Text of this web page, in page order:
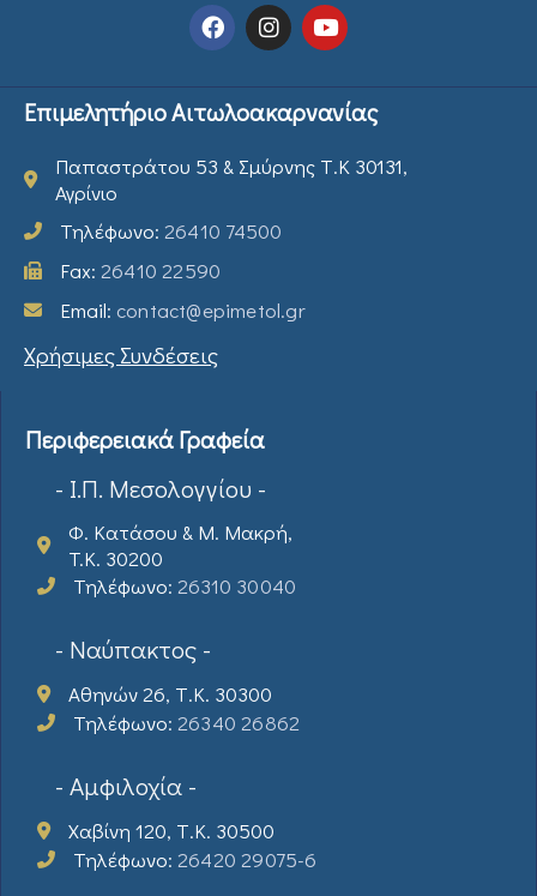
Επιμελητήριο Αιτωλοακαρνανίας
Παπαστράτου 53 & Σμύρνης Τ.Κ 30131,
Αγρίνιο
Τηλέφωνο: 26410 74500
Fax: 26410 22590
Email: contact@epimetol.gr
Χρήσιμες Συνδέσεις
Περιφερειακά Γραφεία
- Ι.Π. Μεσολογγίου -
Φ. Κατάσου & Μ. Μακρή,
T.K. 30200
Τηλέφωνο: 26310 30040
- Ναύπακτος -
Αθηνών 26, Τ.Κ. 30300
Τηλέφωνο: 26340 26862
- Αμφιλοχία -
Χαβίνη 120, Τ.Κ. 30500
Τηλέφωνο: 26420 29075-6